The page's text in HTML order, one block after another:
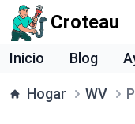
Croteau
Inicio Blog
Hogar WV